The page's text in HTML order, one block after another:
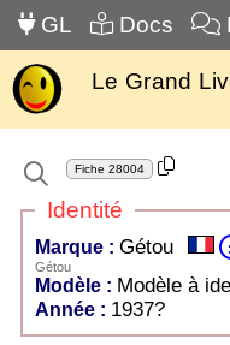
GL Docs
Le Grand
Fiche 28004
Identité
Marque : Gétou
Gétou
Modèle : Modèle à
Année : 1937?